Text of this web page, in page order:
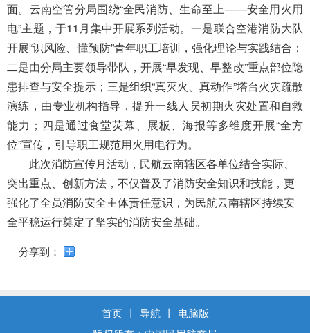
面。云南空管分局围绕“全民消防、生命至上——安全用火用
电”主题，于11月集中开展系列活动。一是联合空港消防大队
开展“识风险、懂预防”青年职工培训，强化理论与实践结合；
二是由分局主要领导带队，开展“早发现、早整改”重点部位隐
患排查与安全提示；三是组织“真灭火、真动作”塔台火灾疏散
演练，由专业机构指导，提升一线人员初期火灾处置和自救
能力；四是通过食堂荧幕、展板、海报等多维度开展“全方
位”宣传，引导职工规范用火用电行为。
此次消防宣传月活动，民航云南辖区各单位结合实际、
突出重点、创新方法，不仅普及了消防安全知识和技能，更
强化了全员消防安全主体责任意识，为民航云南辖区持续安
全平稳运行奠定了坚实的消防安全基础。
分享到：
首页 丨 导航 丨
电脑版